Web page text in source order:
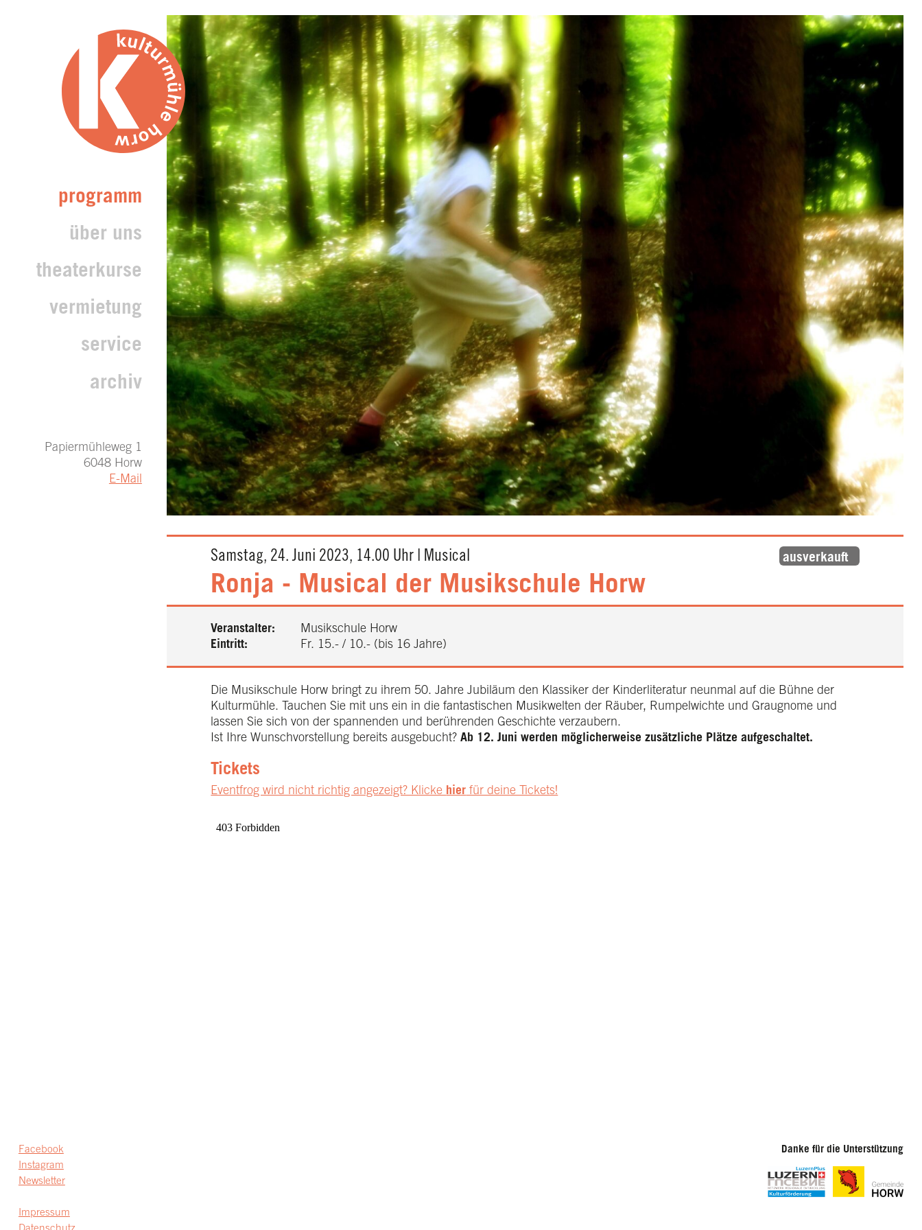
programm
über uns
theaterkurse
vermietung
service
archiv
Papiermühleweg 1
6048 Horw
E-Mail
Samstag, 24. Juni 2023, 14.00 Uhr | Musical
Ronja - Musical der Musikschule Horw
ausverkauft
Veranstalter:
Musikschule Horw
Eintritt:
Fr. 15.- / 10.- (bis 16 Jahre)
Die Musikschule Horw bringt zu ihrem 50. Jahre Jubiläum den Klassiker der Kinderliteratur neunmal auf die Bühne der
Kulturmühle. Tauchen Sie mit uns ein in die fantastischen Musikwelten der Räuber, Rumpelwichte und Graugnome und
lassen Sie sich von der spannenden und berührenden Geschichte verzaubern.
Ist Ihre Wunschvorstellung bereits ausgebucht?Ab 12. Juni werden möglicherweise zusätzliche Plätze aufgeschaltet.
Tickets
Eventfrog wird nicht richtig angezeigt? Klicke hier für deine Tickets!
Facebook
Instagram
Newsletter
Impressum
Danke für die Unterstützung